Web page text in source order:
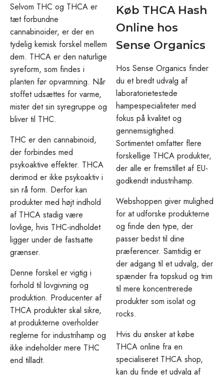
Selvom THC og THCA er
tæt forbundne
cannabinoider, er der en
tydelig kemisk forskel mellem
dem. THCA er den naturlige
syreform, som findes i
planten før opvarmning. Når
stoffet udsættes for varme,
mister det sin syregruppe og
bliver til THC.
THC er den cannabinoid,
der forbindes med
psykoaktive effekter. THCA
derimod er ikke psykoaktiv i
sin rå form. Derfor kan
produkter med højt indhold
af THCA stadig være
lovlige, hvis THC-indholdet
ligger under de fastsatte
grænser.
Denne forskel er vigtig i
forhold til lovgivning og
produktion. Producenter af
THCA produkter skal sikre,
at produkterne overholder
reglerne for industrihamp og
ikke indeholder mere THC
end tilladt.
Køb THCA Hash
Online hos
Sense Organics
Hos Sense Organics finder
du et bredt udvalg af
laboratorietestede
hampespecialiteter med
fokus på kvalitet og
gennemsigtighed.
Sortimentet omfatter flere
forskellige THCA produkter,
der alle er fremstillet af EU-
godkendt industrihamp.
Webshoppen giver mulighed
for at udforske produkterne
og finde den type, der
passer bedst til dine
præferencer. Samtidig er
der adgang til et udvalg, der
spænder fra topskud og trim
til mere koncentrerede
produkter som isolat og
rocks.
Hvis du ønsker at købe
THCA online fra en
specialiseret THCA shop,
kan du finde et udvalg af